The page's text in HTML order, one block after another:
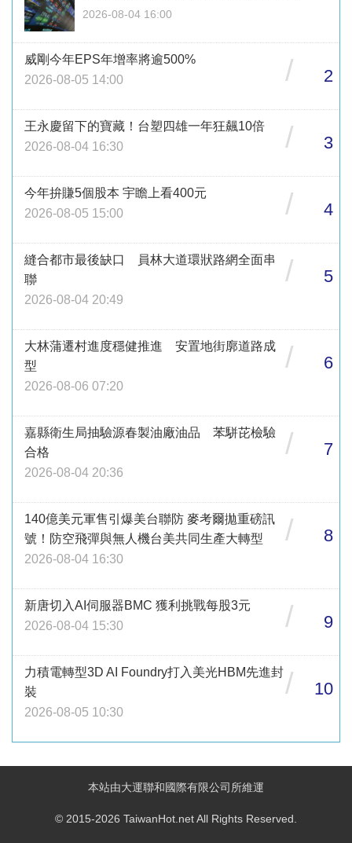
2026-08-04 16:00
威剛今年EPS年增率將逾500%
2026-08-05 14:00
/ 2
王永慶留下的寶藏！台塑四雄一年狂飆10倍
2026-08-04 16:30
/ 3
今年拚賺5個股本 宇瞻上看400元
2026-08-05 15:00
/ 4
縫合都市最後缺口 員林大道環狀路網全面串
聯
2026-08-04 20:49
/ 5
大林蒲遷村進度穩健推進 安置地街廓道路成
型
2026-08-06 07:20
/ 6
嘉縣衛生局抽驗源春製油廠油品 苯駢芘檢驗
合格
2026-08-04 20:36
/ 7
140億美元軍售引爆美台聯防 麥考爾拋重磅訊
號！防空飛彈與無人機台美共同生產大轉型
2026-08-04 16:30
/ 8
新唐切入AI伺服器BMC 獲利挑戰每股3元
2026-08-04 15:30
/ 9
力積電轉型3D AI Foundry打入美光HBM先進封
裝
2026-08-05 10:30
/ 10
本站由大運聯和國際有限公司所維運
© 2015-2026 TaiwanHot.net All Rights Reserved.